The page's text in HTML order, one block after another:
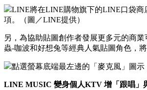
LINE將在LINE購物旗下的LINE口袋商
項。（圖／LINE提供）
另，為協助貼圖創作者發展更多元的商
蟲-咖波和好想兔等經典人氣貼圖角色，
點選螢幕底端最左邊的「麥克風」圖示
LINE MUSIC 變身個人KTV 增「跟唱」